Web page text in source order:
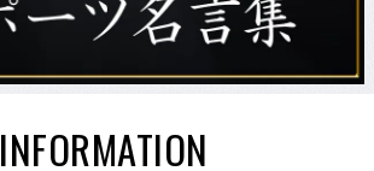
INFORMATION